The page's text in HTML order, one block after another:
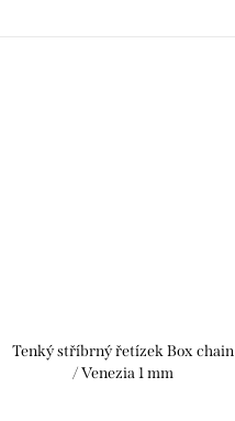
Tenký stříbrný řetízek Box chain
/ Venezia 1 mm